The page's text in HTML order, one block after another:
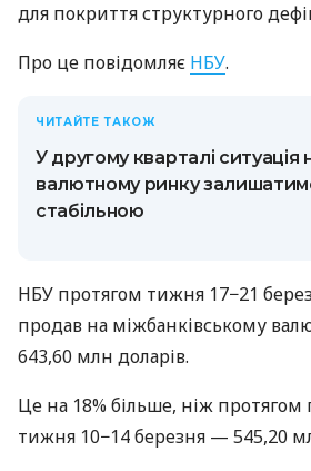
для покриття структурного
Про це повідомляє НБУ.
ЧИТАЙТЕ ТАКОЖ
У другому кварталі ситуація
валютному ринку
стабільною
НБУ протягом тижня 17−21
продав на міжбанківському
643,60 млн доларів.
Це на 18% більше, ніж
тижня 10−14 березня — 545,20